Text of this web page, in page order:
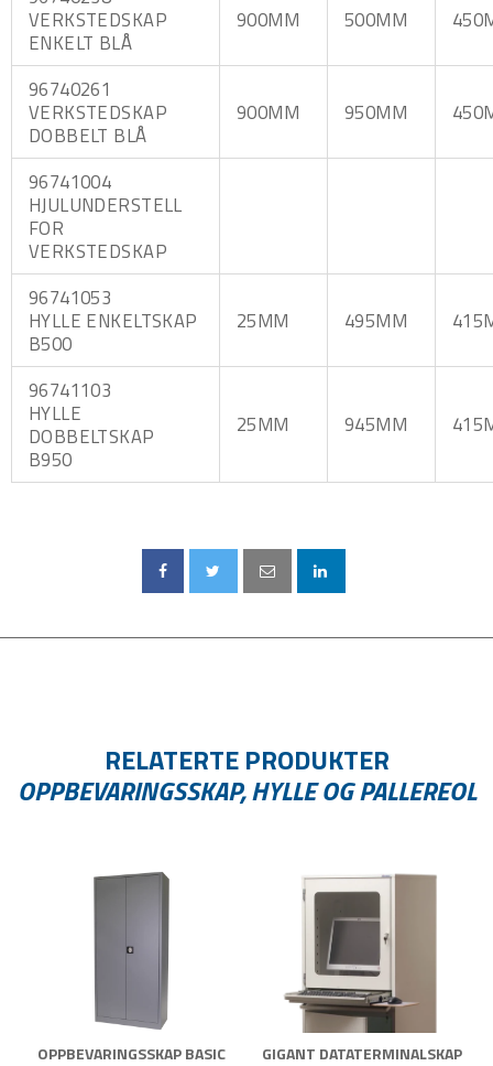
VERKSTEDSKAP
ENKELT BLÅ
900MM 500MM
96740261
VERKSTEDSKAP
DOBBELT BLÅ
900MM 950MM
96741004
HJULUNDERSTELL
FOR
VERKSTEDSKAP
96741053
HYLLE ENKELTSKAP
B500
25MM 495MM
96741103
HYLLE
DOBBELTSKAP
B950
25MM 945MM
RELATERTE PRODUKTER
OPPBEVARINGSSKAP, HYLLE OG PALLEREOL
OPPBEVARINGSSKAP BASIC GIGANT DATATERMINALSKAP